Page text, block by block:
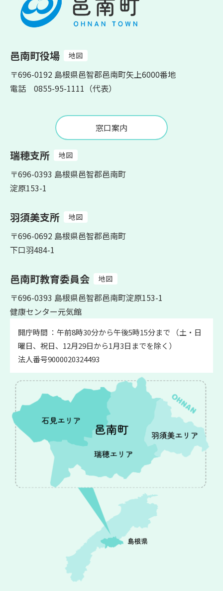
邑南町役場 地図
〒696-0192 島根県邑智郡邑南町矢上6000番地
電話 0855-95-1111（代表）
窓口案内
瑞穂支所 地図
〒696-0393 島根県邑智郡邑南町
淀原153-1
羽須美支所 地図
〒696-0692 島根県邑智郡邑南町
下口羽484-1
邑南町教育委員会 地図
〒696-0393 島根県邑智郡邑南町淀原153-1
健康センター元気館
開庁時間 ：午前8時30分から午後5時15分まで （土・日
曜日、祝日、12月29日から1月3日までを除く）
法人番号9000020324493